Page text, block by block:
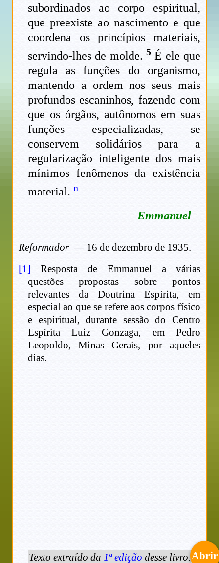
subordinados ao corpo espiritual,
que preexiste ao nascimento e que
coordena os princípios materiais,
servindo-lhes de molde. 5É ele que
regula as funções do organismo,
mantendo a ordem nos seus mais
profundos escaninhos, fazendo com
que os órgãos, autônomos em suas
funções especializadas, se
conservem solidários para a
regularização inteligente dos mais
mínimos fenômenos da existência
material.n
Emmanuel
Reformador— 16 de dezembro de 1935.
[1] Resposta de Emmanuel a várias
questões propostas sobre pontos
relevantes da Doutrina Espírita, em
especial ao que se refere aos corpos físico
e espiritual, durante sessão do Centro
Espírita Luiz Gonzaga, em Pedro
Leopoldo, Minas Gerais, por aqueles
dias.
Texto extraído da 1ª edição desse livro.Abrir